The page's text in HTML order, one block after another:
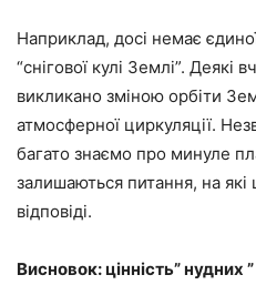
Наприклад, досі немає
“снігової кулі Землі”.
викликано зміною орбіти
атмосферної циркуляції.
багато знаємо про минуле
залишаються питання, на
відповіді.
Висновок: цінність” нудних